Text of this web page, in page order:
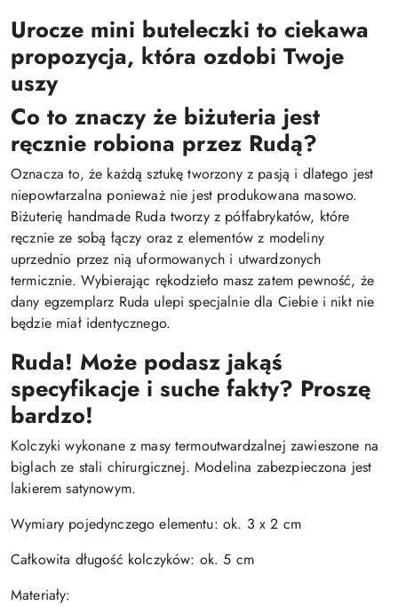
Urocze mini buteleczki to ciekawa
propozycja, która ozdobi Twoje
uszy
Co to znaczy że biżuteria jest
ręcznie robiona przez Rudą?
Oznacza to, że każdą sztukę tworzony z pasją i dlatego jest
niepowtarzalna ponieważ nie jest produkowana masowo.
Biżuterię handmade Ruda tworzy z półfabrykatów, które
ręcznie ze sobą łączy oraz z elementów z modeliny
uprzednio przez nią uformowanych i utwardzonych
termicznie. Wybierając rękodzieło masz zatem pewność, że
dany egzemplarz Ruda ulepi specjalnie dla Ciebie i nikt nie
będzie miał identycznego.
Ruda! Może podasz jakąś
specyfikacje i suche fakty? Proszę
bardzo!
Kolczyki wykonane z masy termoutwardzalnej zawieszone na
biglach ze stali chirurgicznej. Modelina zabezpieczona jest
lakierem satynowym.
Wymiary pojedynczego elementu: ok. 3 x 2 cm
Całkowita długość kolczyków: ok. 5 cm
Materiały: